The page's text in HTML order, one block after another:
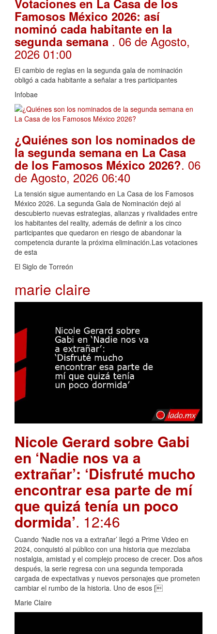
Votaciones en La Casa de los
Famosos México 2026: así
nominó cada habitante en la
segunda semana . 06 de Agosto,
2026 01:00
El cambio de reglas en la segunda gala de nominación
obligó a cada habitante a señalar a tres participantes
Infobae
¿Quiénes son los nominados de
la segunda semana en La Casa
de los Famosos México 2026?. 06
de Agosto, 2026 06:40
La tensión sigue aumentando en La Casa de los Famosos
México 2026. La segunda Gala de Nominación dejó al
descubierto nuevas estrategias, alianzas y rivalidades entre
los habitantes del reality, además de definir a los cinco
participantes que quedaron en riesgo de abandonar la
competencia durante la próxima eliminación.Las votaciones
de esta
El Siglo de Torreón
marie claire
Nicole Gerard sobre Gabi
en ‘Nadie nos va a
extrañar’: ‘Disfruté mucho
encontrar esa parte de mí
que quizá tenía un poco
dormida’. 12:46
Cuando ‘Nadie nos va a extrañar’ llegó a Prime Video en
2024, conquistó al público con una historia que mezclaba
nostalgia, amistad y el complejo proceso de crecer. Dos años
después, la serie regresa con una segunda temporada
cargada de expectativas y nuevos personajes que prometen
cambiar el rumbo de la historia. Uno de esos [
Marie Claire